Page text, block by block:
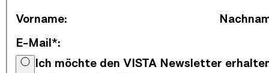
Vorname:
E-Mail*:
Ich möchte den VISTA Newsletter